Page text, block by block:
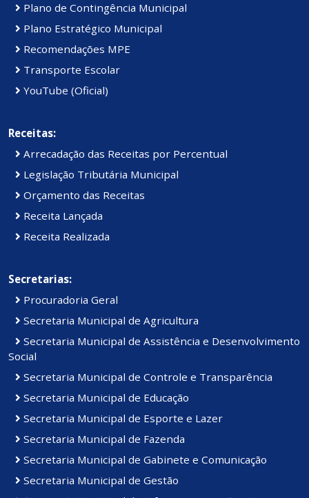
Plano de Contingência Municipal
Plano Estratégico Municipal
Recomendações MPE
Transporte Escolar
YouTube (Oficial)
Receitas:
Arrecadação das Receitas por Percentual
Legislação Tributária Municipal
Orçamento das Receitas
Receita Lançada
Receita Realizada
Secretarias:
Procuradoria Geral
Secretaria Municipal de Agricultura
Secretaria Municipal de Assistência e Desenvolvimento
Social
Secretaria Municipal de Controle e Transparência
Secretaria Municipal de Educação
Secretaria Municipal de Esporte e Lazer
Secretaria Municipal de Fazenda
Secretaria Municipal de Gabinete e Comunicação
Secretaria Municipal de Gestão